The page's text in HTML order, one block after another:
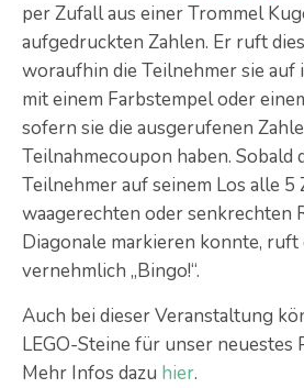
per Zufall aus einer Trommel
aufgedruckten Zahlen. Er ruft
woraufhin die Teilnehmer sie auf
mit einem Farbstempel oder
sofern sie die ausgerufenen
Teilnahmecoupon haben. Sobald
Teilnehmer auf seinem Los alle 5
waagerechten oder senkrechten
Diagonale markieren konnte, ruft
vernehmlich „Bingo!“.
Auch bei dieser Veranstaltung
LEGO-Steine für unser neuestes
Mehr Infos dazu hier.